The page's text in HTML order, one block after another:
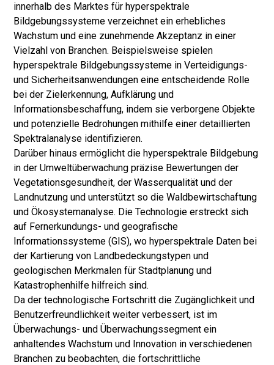
innerhalb des Marktes für hyperspektrale
Bildgebungssysteme verzeichnet ein erhebliches
Wachstum und eine zunehmende Akzeptanz in einer
Vielzahl von Branchen. Beispielsweise spielen
hyperspektrale Bildgebungssysteme in Verteidigungs-
und Sicherheitsanwendungen eine entscheidende Rolle
bei der Zielerkennung, Aufklärung und
Informationsbeschaffung, indem sie verborgene Objekte
und potenzielle Bedrohungen mithilfe einer detaillierten
Spektralanalyse identifizieren.
Darüber hinaus ermöglicht die hyperspektrale Bildgebung
in der Umweltüberwachung präzise Bewertungen der
Vegetationsgesundheit, der Wasserqualität und der
Landnutzung und unterstützt so die Waldbewirtschaftung
und Ökosystemanalyse. Die Technologie erstreckt sich
auf Fernerkundungs- und geografische
Informationssysteme (GIS), wo hyperspektrale Daten bei
der Kartierung von Landbedeckungstypen und
geologischen Merkmalen für Stadtplanung und
Katastrophenhilfe hilfreich sind.
Da der technologische Fortschritt die Zugänglichkeit und
Benutzerfreundlichkeit weiter verbessert, ist im
Überwachungs- und Überwachungssegment ein
anhaltendes Wachstum und Innovation in verschiedenen
Branchen zu beobachten, die fortschrittliche